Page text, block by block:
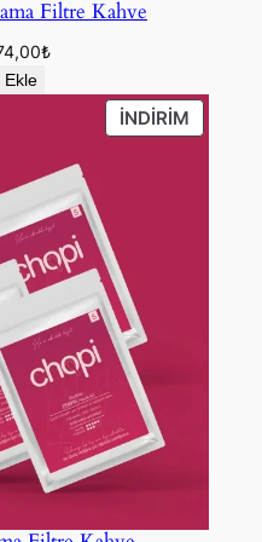
Filtre Kahve
₺Şu
74,00₺.
Ekle
İNDIRIM
ÜRÜN